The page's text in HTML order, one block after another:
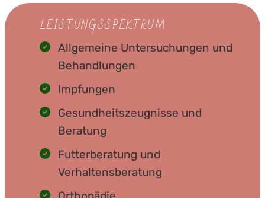
LEISTUNGSSPEKTRUM
Allgemeine Untersuchungen und
Behandlungen
Impfungen
Gesundheitszeugnisse und
Beratung
Futterberatung und
Verhaltensberatung